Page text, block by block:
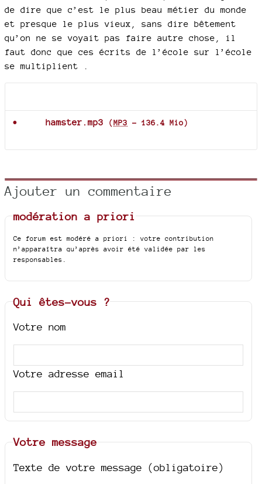
de dire que c’est le plus beau métier du monde
et presque le plus vieux, sans dire bêtement
qu’on ne se voyait pas faire autre chose, il
faut donc que ces écrits de l’école sur l’école
se multiplient .
hamster.mp3 (MP3 - 136.4 Mio)
Ajouter un commentaire
modération a priori
Ce forum est modéré a priori : votre contribution
n’apparaîtra qu’après avoir été validée par les
responsables.
Qui êtes-vous ?
Votre nom
Votre adresse email
Votre message
Texte de votre message (obligatoire)